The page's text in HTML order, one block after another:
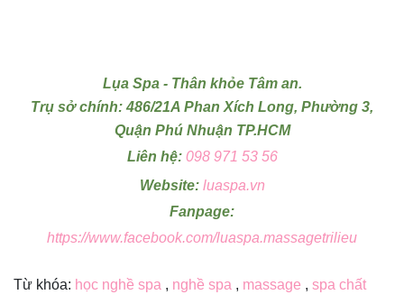
Lụa Spa - Thân khỏe Tâm an.
Trụ sở chính: 486/21A Phan Xích Long, Phường 3,
Quận Phú Nhuận TP.HCM
Liên hệ: 098 971 53 56
Website: luaspa.vn
Fanpage:
https://www.facebook.com/luaspa.massagetrilieu
Từ khóa: học nghề spa , nghề spa , massage , spa chất